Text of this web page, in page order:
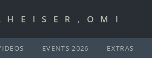
EVENTS 2026 EXTRAS